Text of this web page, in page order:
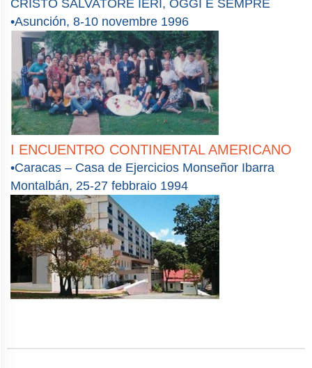
CRISTO SALVATORE IERI, OGGI E SEMPRE
•Asunción, 8-10 novembre 1996
I ENCUENTRO CONTINENTAL AMERICANO
•Caracas – Casa de Ejercicios Monseñor Ibarra
Montalbán, 25-27 febbraio 1994